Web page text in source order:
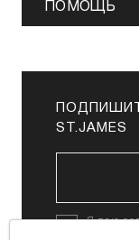
ПОМОЩЬ
ST.JAMES
Я даю